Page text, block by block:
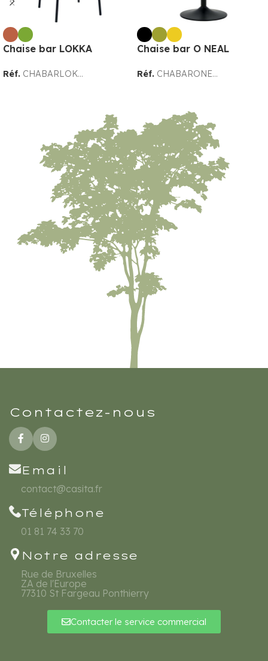
Chaise bar LOKKA
Réf. CHABARLOK...
Chaise bar O NEAL
Réf. CHABARONE...
Contactez-nous
Email
contact@casita.fr
Téléphone
01 81 74 33 70
Notre adresse
Rue de Bruxelles
ZA de l'Europe
77310 St Fargeau Ponthierry
Contacter le service commercial